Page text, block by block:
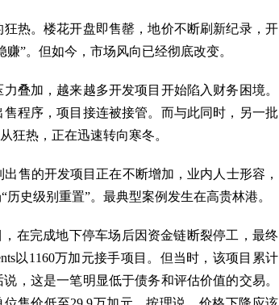
热。楼花开盘即售罄，地价不断刷新纪录，开
”。但如今，市场风向已经彻底改变。
叠加，越来越多开发项目开始陷入财务困境。
程序，项目接连被接管。而与此同时，另一批
狂热，正在迅速转向寒冬。
售的开发项目正在不断增加，业内人士形容，
史级别重置”。最典型案例发生在高贵林港。
，在完成地下停车场后因资金链断裂停工，最终
以1160万加元接手项目。但当时，该项目累计
，这是一笔明显低于债务和评估价值的交易。